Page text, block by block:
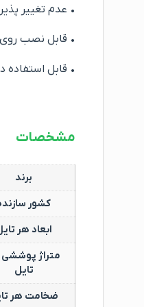
• عدم تغییر
• قابل نصب
• قابل استفاده
مشخصات
برند
کشور
ابعاد هر
متراژ
تایل
ضخامت هر